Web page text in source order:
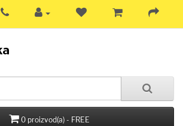
0 proizvod(a) - FREE